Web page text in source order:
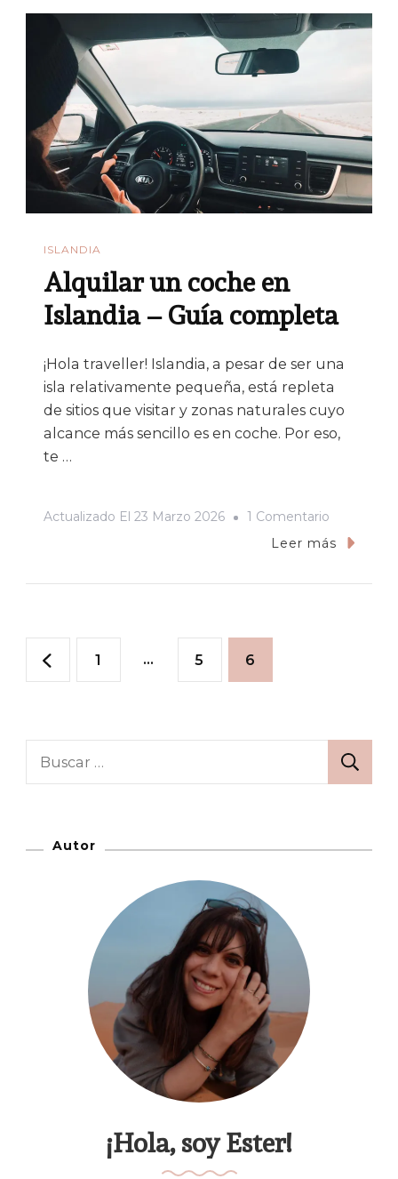
ISLANDIA
Alquilar un coche en
Islandia – Guía completa
¡Hola traveller! Islandia, a pesar de ser una
isla relativamente pequeña, está repleta
de sitios que visitar y zonas naturales cuyo
alcance más sencillo es en coche. Por eso,
te …
Actualizado El 23 Marzo 2026 1 Comentario
Alquilar
Leer más
Paginación
entradas
Página
1 … Página
5 Página
6
Autor
¡Hola, soy Ester!